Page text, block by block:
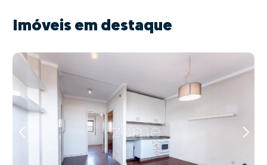
Imóveis em destaque